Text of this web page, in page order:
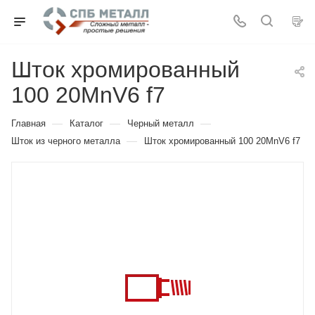
Шток хромированный
100 20MnV6 f7
Главная — Каталог — Черный металл —
Шток из черного металла — Шток хромированный 100 20MnV6 f7